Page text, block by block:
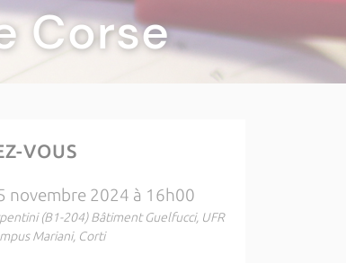
Corse
VOUS
novembre 2024 à 16h00
(B1-204) Bâtiment Guelfucci, UFR
Mariani, Corti